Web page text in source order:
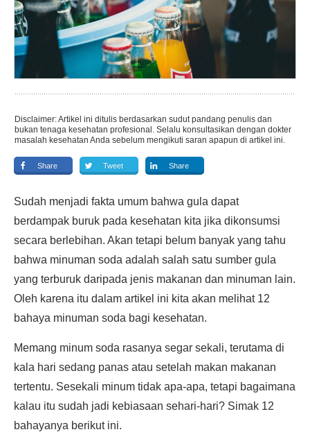
Disclaimer: Artikel ini ditulis berdasarkan sudut pandang penulis dan
bukan tenaga kesehatan profesional. Selalu konsultasikan dengan dokter
masalah kesehatan Anda sebelum mengikuti saran apapun di artikel ini.
Share Tweet Share
Sudah menjadi fakta umum bahwa gula dapat
berdampak buruk pada kesehatan kita jika dikonsumsi
secara berlebihan. Akan tetapi belum banyak yang tahu
bahwa minuman soda adalah salah satu sumber gula
yang terburuk daripada jenis makanan dan minuman lain.
Oleh karena itu dalam artikel ini kita akan melihat 12
bahaya minuman soda bagi kesehatan.
Memang minum soda rasanya segar sekali, terutama di
kala hari sedang panas atau setelah makan makanan
tertentu. Sesekali minum tidak apa-apa, tetapi bagaimana
kalau itu sudah jadi kebiasaan sehari-hari? Simak 12
bahayanya berikut ini.